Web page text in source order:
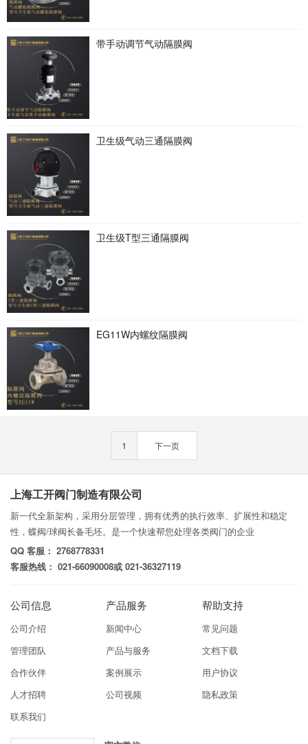
带手动调节气动隔膜阀
卫生级气动三通隔膜阀
卫生级T型三通隔膜阀
EG11W内螺纹隔膜阀
1 下一页
上海工开阀门制造有限公司
新一代全新架构，采用分层管理，拥有优秀的执行效率、扩展性和稳定
性，蝶阀/球阀长备毛坯。是一个快速帮您处理各类阀门的企业
QQ 客服： 2768778331
客服热线： 021-66090008或 021-36327119
公司信息
公司介绍
管理团队
合作伙伴
人才招聘
联系我们
产品服务
新闻中心
产品与服务
案例展示
公司视频
帮助支持
常见问题
文档下载
用户协议
隐私政策